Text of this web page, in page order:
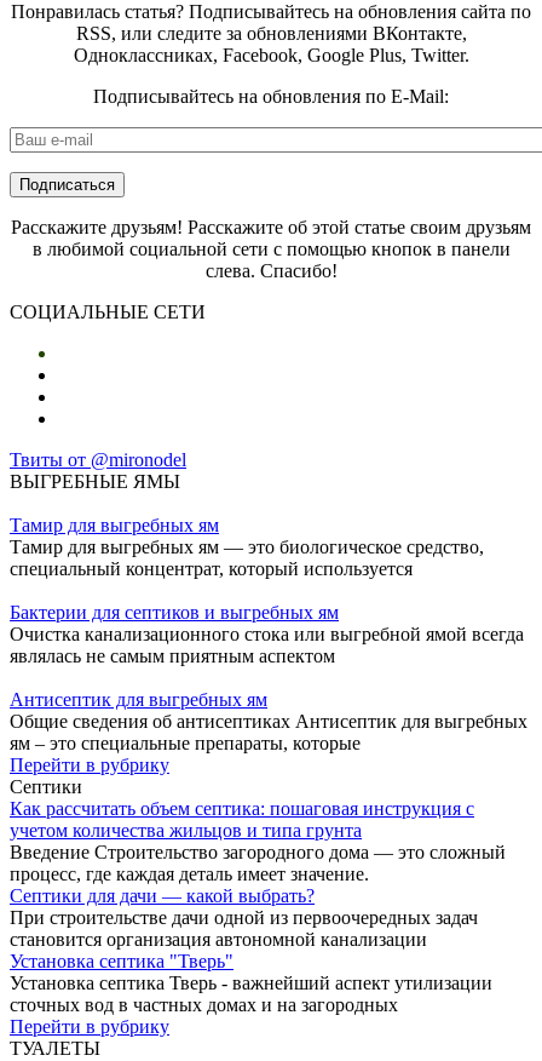
Понравилась статья? Подписывайтесь на обновления сайта по
RSS, или следите за обновлениями ВКонтакте,
Одноклассниках, Facebook, Google Plus, Twitter.
Подписывайтесь на обновления по E-Mail:
E-mail*
Расскажите друзьям! Расскажите об этой статье своим друзьям
в любимой социальной сети с помощью кнопок в панели
слева. Спасибо!
СОЦИАЛЬНЫЕ СЕТИ
Твиты от @mironodel
ВЫГРЕБНЫЕ ЯМЫ
Тамир для выгребных ям
Тамир для выгребных ям — это биологическое средство,
специальный концентрат, который используется
Бактерии для септиков и выгребных ям
Очистка канализационного стока или выгребной ямой всегда
являлась не самым приятным аспектом
Антисептик для выгребных ям
Общие сведения об антисептиках Антисептик для выгребных
ям – это специальные препараты, которые
Перейти в рубрику
Септики
Как рассчитать объем септика: пошаговая инструкция с
учетом количества жильцов и типа грунта
Введение Строительство загородного дома — это сложный
процесс, где каждая деталь имеет значение.
Септики для дачи — какой выбрать?
При строительстве дачи одной из первоочередных задач
становится организация автономной канализации
Установка септика "Тверь"
Установка септика Тверь - важнейший аспект утилизации
сточных вод в частных домах и на загородных
Перейти в рубрику
ТУАЛЕТЫ